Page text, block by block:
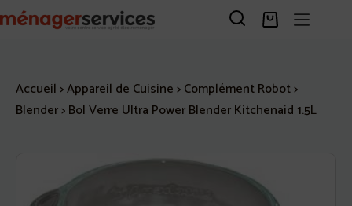
au
Panier
Accueil>Appareil de Cuisine>Complément Robot>
Blender>Bol Verre Ultra Power Blender Kitchenaid 1.5L